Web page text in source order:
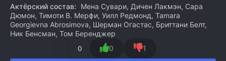
Актёрский состав:
Мена Сувари, Дичен Лакмэн, Сара
Дюмон, Тимоти В. Мерфи, Уилл Редмонд, Tamara
Georgievna Abrosimova, Шерман Огастас, Бриттани Белт,
Ник Бенсман, Том Беренджер
0 0 1